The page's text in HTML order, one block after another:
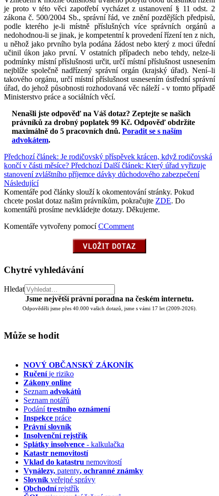
je proto v této věci zapotřebí vycházet z ustanovení § 11 odst. 2
zákona č. 500/2004 Sb., správní řád, ve znění pozdějších předpisů,
podle kterého je-li místně příslušných více správních orgánů a
nedohodnou-li se jinak, je kompetentní k provedení řízení ten z nich,
u něhož jako prvního byla podána žádost nebo který z moci úřední
učinil úkon jako první. V ostatních případech nebo tehdy, nelze-li
podmínky místní příslušnosti určit, určí místní příslušnost usnesením
nejblíže společně nadřízený správní orgán (krajský úřad). Není–li
takového orgánu, určí místní příslušnost usnesením ústřední správní
úřad, do jehož působnosti rozhodovaná věc náleží - v tomto případě
Ministerstvo práce a sociálních věcí.
Nenašli jste odpověď na Váš dotaz? Zeptejte se našich
právníků za drobný poplatek 99 Kč. Odpověď obdržíte
maximálně do 5 pracovních dnů. Poradit se s naším
advokátem.
Předchozí článek: Je rodičovský příspěvek krácen, když rodičovská
končí v části měsíce? Předchozí Další článek: Který úřad vyřizuje
stanovení zvláštního příjemce dávky důchodového zabezpečení
Následující
Komentáře pod články slouží k okomentování stránky. Pokud
chcete poslat dotaz našim právníkům, pokračujte ZDE. Do
komentářů prosíme nevkládejte dotazy. Děkujeme.
Komentáře vytvořeny pomocíCComment
Chytré vyhledávání
Hledat
Jsme největší právní poradna na českém internetu.
Odpověděli jsme přes 40.000 vašich dotazů, jsme s vámi 17 let (2009-2026).
Může se hodit
NOVÝ OBČANSKÝ ZÁKONÍK
Ručeníje riziko
Zákony online
Seznam advokátů
Seznam notářů
Podánítrestního oznámení
Inspekce práce
Právní slovník
Insolvenčnírejstřík
Splátky insolvence - kalkulačka
Katastr nemovitostí
Vklad do katastru nemovitostí
Vynálezy, patenty, ochranné známky
Slovník veřejné správy
Obchodnírejstřík